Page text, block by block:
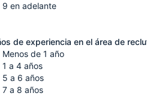
9 en adelante
de experiencia en el área de
Menos de 1 año
1 a 4 años
5 a 6 años
7 a 8 años